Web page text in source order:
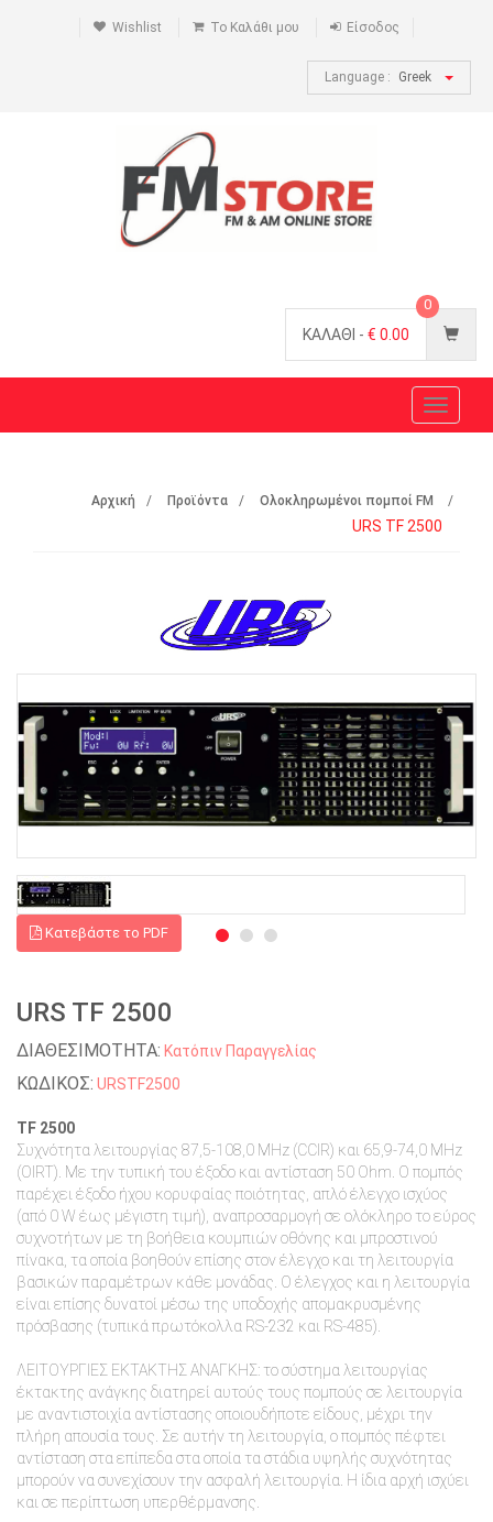
Wishlist Το Καλάθι μου Είσοδος
Language : Greek
ΚΑΛΑΘΙ - € 0.00
0
Toggle
Αρχική Προϊόντα Ολοκληρωμένοι πομποί FM
URS TF 2500
Κατεβάστε το PDF
URS TF 2500
ΔΙΑΘΕΣΙΜΟΤΗΤΑ: Κατόπιν Παραγγελίας
ΚΩΔΙΚΟΣ: URSTF2500
TF 2500
Συχνότητα λειτουργίας 87,5-108,0 MHz (CCIR) και 65,9-74,0 MHz
(OIRT). Με την τυπική του έξοδο και αντίσταση 50 Ohm. Ο πομπός
παρέχει έξοδο ήχου κορυφαίας ποιότητας, απλό έλεγχο ισχύος
(από 0 W έως μέγιστη τιμή), αναπροσαρμογή σε ολόκληρο το εύρος
συχνοτήτων με τη βοήθεια κουμπιών οθόνης και μπροστινού
πίνακα, τα οποία βοηθούν επίσης στον έλεγχο και τη λειτουργία
βασικών παραμέτρων κάθε μονάδας. Ο έλεγχος και η λειτουργία
είναι επίσης δυνατοί μέσω της υποδοχής απομακρυσμένης
πρόσβασης (τυπικά πρωτόκολλα RS-232 και RS-485).
ΛΕΙΤΟΥΡΓΙΕΣ ΕΚΤΑΚΤΗΣ ΑΝΑΓΚΗΣ: το σύστημα λειτουργίας
έκτακτης ανάγκης διατηρεί αυτούς τους πομπούς σε λειτουργία
με αναντιστοιχία αντίστασης οποιουδήποτε είδους, μέχρι την
πλήρη απουσία τους. Σε αυτήν τη λειτουργία, ο πομπός πέφτει
αντίσταση στα επίπεδα στα οποία τα στάδια υψηλής συχνότητας
μπορούν να συνεχίσουν την ασφαλή λειτουργία. Η ίδια αρχή ισχύει
και σε περίπτωση υπερθέρμανσης.